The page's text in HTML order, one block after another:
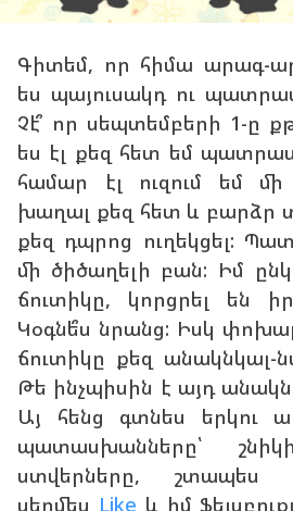
Գիտեմ, որ հիմա արագ-
ես պայուսակդ ու
Չէ՞ որ սեպտեմբերի 1-ը
ես էլ քեզ հետ եմ
համար էլ ուզում եմ
խաղալ քեզ հետ և բարձր
քեզ դպրոց ուղեկցել:
մի ծիծաղելի բան: Իմ
ճուտիկը, կորցրել են
Կօգնե՞ս նրանց: Իսկ
ճուտիկը քեզ անակնկալ-
Թե ինչպիսին է այդ
Այ հենց գտնես երկու
պատասխանները՝
ստվերները,
սեղմես Like և իմ